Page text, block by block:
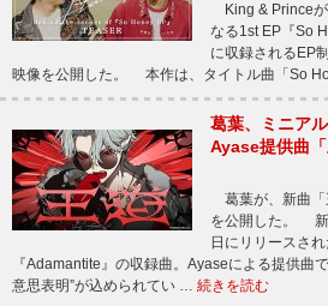
King & Princeが
なる1st EP『So
に収録されるEP
映像を公開した。 本作は、タイトル曲「So
葛葉、ミニア
Ayase提供曲
葛葉が、新曲「
を公開した。 新
日にリリースさ
『Adamantite』の収録曲。Ayaseによる提供曲
意思表明”が込められてい … 続きを読む